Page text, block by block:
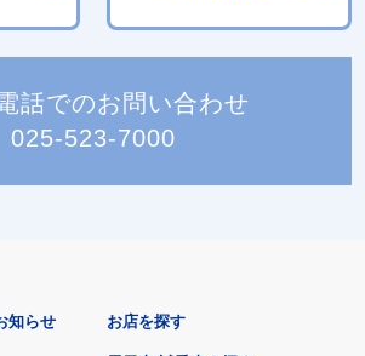
話でのお問い合わせ
025-523-7000
知らせ お店を探す